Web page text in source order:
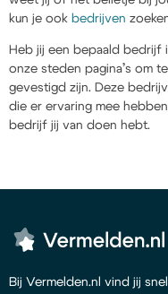
kun je ook bedrijven
Heb jij een bepaald bedrijf
onze steden pagina’s om
gevestigd zijn. Deze
die er ervaring mee
bedrijf jij van doen hebt.
Bij Vermelden.nl vind jij